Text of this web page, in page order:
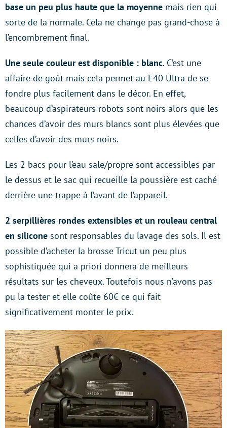
base un peu plus haute que la moyenne mais rien qui
sorte de la normale. Cela ne change pas grand-chose à
l’encombrement final.
Une seule couleur est disponible : blanc. C’est une
affaire de goût mais cela permet au E40 Ultra de se
fondre plus facilement dans le décor. En effet,
beaucoup d’aspirateurs robots sont noirs alors que les
chances d’avoir des murs blancs sont plus élevées que
celles d’avoir des murs noirs.
Les 2 bacs pour l’eau sale/propre sont accessibles par
le dessus et le sac qui recueille la poussière est caché
derrière une trappe à l’avant de l’appareil.
2 serpillières rondes extensibles et un rouleau central
en silicone sont responsables du lavage des sols. Il est
possible d’acheter la brosse Tricut un peu plus
sophistiquée qui a priori donnera de meilleurs
résultats sur les cheveux. Toutefois nous n’avons pas
pu la tester et elle coûte 60€ ce qui fait
significativement monter le prix.